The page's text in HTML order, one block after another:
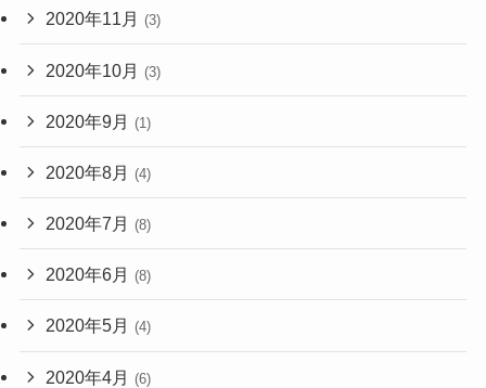
2020年11月 (3)
2020年10月 (3)
2020年9月 (1)
2020年8月 (4)
2020年7月 (8)
2020年6月 (8)
2020年5月 (4)
2020年4月 (6)